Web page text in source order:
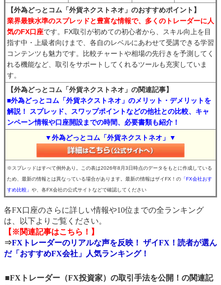
【外為どっとコム「外貨ネクストネオ」のおすすめポイント】
業界最狭水準のスプレッドと豊富な情報で、多くのトレーダーに人
気のFX口座です。FX取引が初めての初心者から、スキル向上を目
指す中・上級者向けまで、各自のレベルにあわせて受講できる学習
コンテンツも魅力です。比較チャートや相場の先行きを予測してく
れる機能など、取引をサポートしてくれるツールも充実していま
す。
【外為どっとコム「外貨ネクストネオ」の関連記事】
■外為どっとコム「外貨ネクストネオ」のメリット・デメリットを
解説！ スプレッド、スワップポイントなどの他社との比較、キャ
ンペーン情報や口座開設までの時間、必要書類も紹介！
▼外為どっとコム「外貨ネクストネオ」▼
※スプレッドはすべて例外あり。この表は2026年8月3日時点のデータをもとに作成している
ため、最新の情報とは異なっている場合があります。最新の情報はザイFX！の 「FX会社おす
すめ比較」 や、各FX会社の公式サイトなどで確認してください
各FX口座のさらに詳しい情報や10位までの全ランキング
は、以下よりご覧ください。
【※関連記事はこちら！】
⇒FXトレーダーのリアルな声を反映！ ザイFX！読者が選ん
だ「おすすめFX会社」人気ランキング！
■FXトレーダー（FX投資家）の取引手法を公開！の関連記